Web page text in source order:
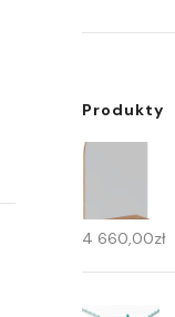
Produkty
4 660,00zł